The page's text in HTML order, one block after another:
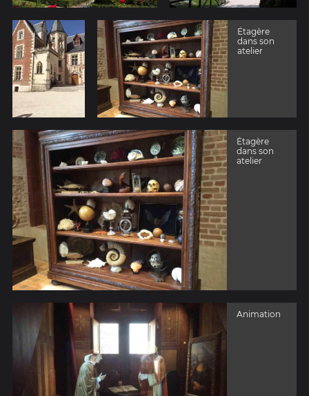
Étagère
dans son
atelier
Étagère
dans son
atelier
Animation